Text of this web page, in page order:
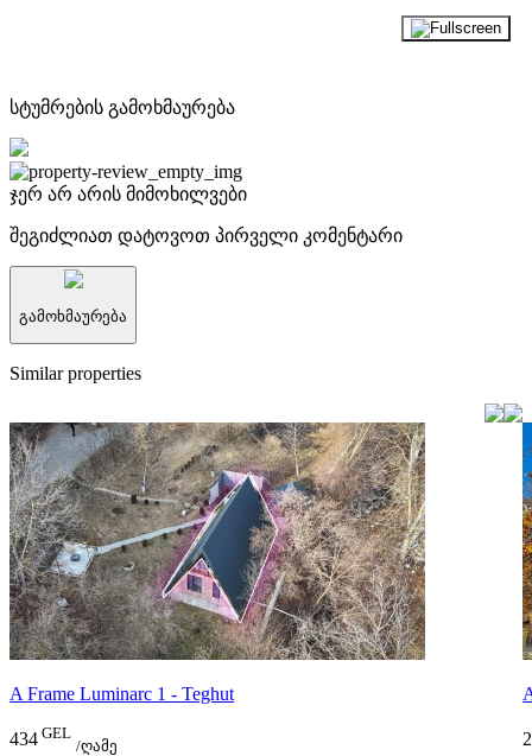
სტუმრების გამოხმაურება
ჯერ არ არის მიმოხილვები
შეგიძლიათ დატოვოთ პირველი კომენტარი
გამოხმაურება
Similar properties
A Frame Luminarc 1 - Teghut
434 GEL
/ღამე